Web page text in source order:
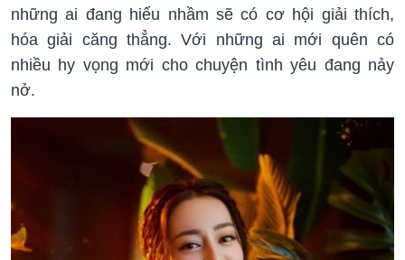
những ai đang hiểu nhầm sẽ có cơ hội giải thích,
hóa giải căng thẳng. Với những ai mới quên có
nhiều hy vọng mới cho chuyện tình yêu đang nảy
nở.